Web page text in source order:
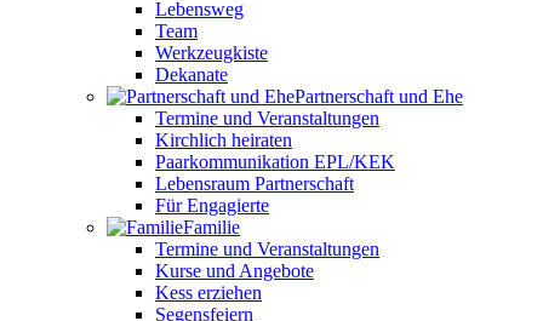
Lebensweg
Team
Werkzeugkiste
Dekanate
Partnerschaft und Ehe
Termine und Veranstaltungen
Kirchlich heiraten
Paarkommunikation EPL/KEK
Lebensraum Partnerschaft
Für Engagierte
Familie
Termine und Veranstaltungen
Kurse und Angebote
Kess erziehen
Segensfeiern